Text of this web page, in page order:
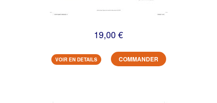
19,00 €
VOIR EN DETAILS COMMANDER